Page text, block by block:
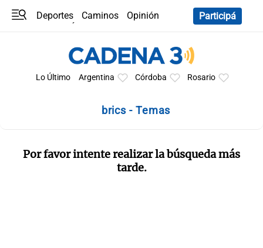
Deportes Caminos
Opinión
Participá
Lo Último Argentina Córdoba Rosario
brics - Temas
Por favor intente realizar la búsqueda más
tarde.